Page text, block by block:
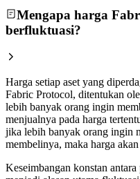
Mengapa harga
berfluktuasi?
Harga setiap aset yang
Fabric Protocol, ditentukan
lebih banyak orang ingin
menjualnya pada harga
jika lebih banyak orang ingin
membelinya, maka harga
Keseimbangan konstan